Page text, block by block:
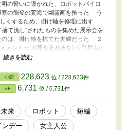
の誓いに導かれた、ロボットパイロ
の能登の荒海で幽霊画を拾った う
くするため、掛け軸を修理に出す
て流し"されたものを集めた展示会を
は、掛け軸を捨てた夫婦だった ２
メントモリ(死を忘れるな) ☆引用もと
くする理由としてあげた、鶴林寺の千
小説と寺院絵画～幽霊画の伝承をてが
おなじものが乗っています
article/ron-kikou/ron/20191213-
ピソードのつづきが見れます ドー
月 2日に放送された｢グレーテルのか
引用しました
小説 228,623 位 / 228,623件
SF 6,731 位 / 6,731件
来 ロボット
短編
ンデー 女主人公